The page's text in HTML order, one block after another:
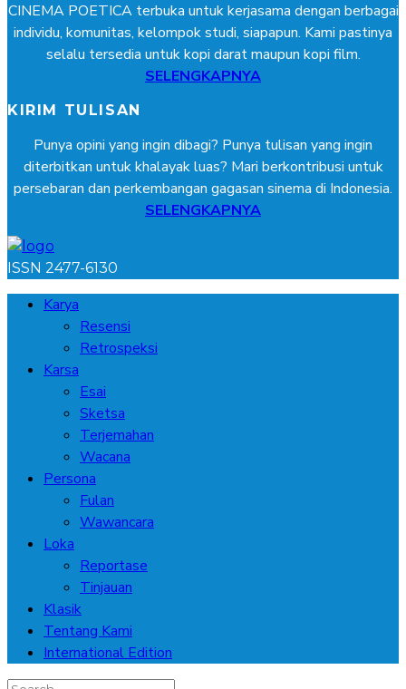
CINEMA POETICA terbuka untuk kerjasama dengan berbagai
individu, komunitas, kelompok studi, siapapun. Kami pastinya
selalu tersedia untuk kopi darat maupun kopi film.
SELENGKAPNYA
KIRIM TULISAN
Punya opini yang ingin dibagi? Punya tulisan yang ingin
diterbitkan untuk khalayak luas? Mari berkontribusi untuk
persebaran dan perkembangan gagasan sinema di Indonesia.
SELENGKAPNYA
ISSN 2477-6130
Karya
Resensi
Retrospeksi
Karsa
Esai
Sketsa
Terjemahan
Wacana
Persona
Fulan
Wawancara
Loka
Reportase
Tinjauan
Klasik
Tentang Kami
International Edition